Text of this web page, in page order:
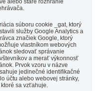
alebo staré rozhranie
súboru cookie _gat, ktorý
služby Google Analytics a
značiek Google, ktorý
vlastníkom webových
sledovať správanie
a merať výkonnosť
Prvok vzoru v názve
jedinečné identifikačné
účtu alebo webovej stránky,
sa vzťahuje.